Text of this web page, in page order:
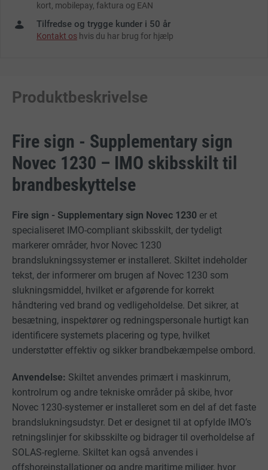
kort, mobilepay, faktura og EAN
Tilfredse og trygge kunder i 50 år
Kontakt os hvis du har brug for hjælp
Produktbeskrivelse
Fire sign - Supplementary sign
Novec 1230 – IMO skibsskilt til
brandbeskyttelse
Fire sign - Supplementary sign Novec 1230 er et
specialiseret IMO-compliant skibsskilt, der tydeligt
markerer områder, hvor Novec 1230
brandslukningssystemer er installeret. Skiltet indeholder
tekst, der informerer om brugen af Novec 1230 som
slukningsmiddel, hvilket er afgørende for korrekt
håndtering ved brand og vedligeholdelse. Det sikrer, at
besætning, inspektører og redningspersonale hurtigt kan
identificere systemets placering og type, hvilket
understøtter effektiv og sikker brandbekæmpelse ombord.
Anvendelse: Skiltet anvendes primært i maskinrum,
kontrolrum og andre tekniske områder på skibe, hvor
Novec 1230-systemer er installeret som en del af det faste
brandslukningsudstyr. Det er designet til at opfylde IMO’s
retningslinjer for skibsskilte og bidrager til overholdelse af
SOLAS-reglerne. Skiltet kan også anvendes i
offshoreinstallationer og andre maritime miljøer, hvor